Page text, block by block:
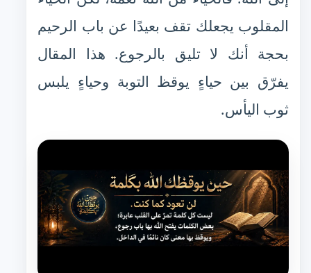
المقلوب يجعلك تقف بعيدًا عن باب الرحيم
بحجة أنك لا تليق بالرجوع. هذا المقال
يفرّق بين حياءٍ يوقظ التوبة وحياءٍ يلبس
ثوب اليأس.